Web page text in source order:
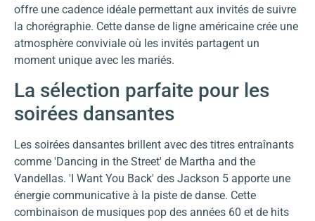
offre une cadence idéale permettant aux invités de suivre
la chorégraphie. Cette danse de ligne américaine crée une
atmosphère conviviale où les invités partagent un
moment unique avec les mariés.
La sélection parfaite pour les
soirées dansantes
Les soirées dansantes brillent avec des titres entraînants
comme 'Dancing in the Street' de Martha and the
Vandellas. 'I Want You Back' des Jackson 5 apporte une
énergie communicative à la piste de danse. Cette
combinaison de musiques pop des années 60 et de hits